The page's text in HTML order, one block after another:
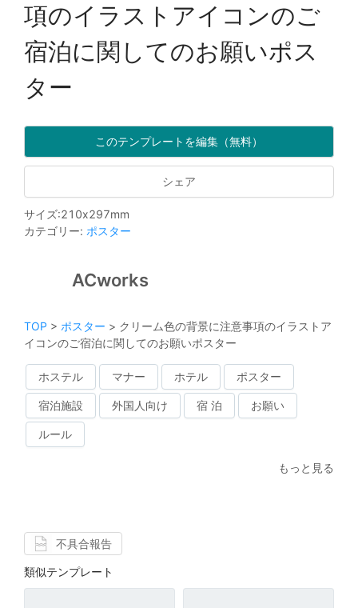
項のイラストアイコンのご
宿泊に関してのお願いポス
ター
このテンプレートを編集（無料）
シェア
サイズ:210x297mm
カテゴリー: ポスター
ACworks
TOP > ポスター > クリーム色の背景に注意事項のイラストア
イコンのご宿泊に関してのお願いポスター
ホステル マナー ホテル ポスター
宿泊施設 外国人向け 宿 泊 お願い
ルール
もっと見る
不具合報告
類似テンプレート